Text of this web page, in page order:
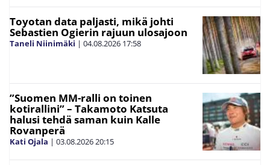
Toyotan data paljasti, mikä johti
Sebastien Ogierin rajuun ulosajoon
Taneli Niinimäki | 04.08.2026 17:58
”Suomen MM-ralli on toinen
kotirallini” – Takamoto Katsuta
halusi tehdä saman kuin Kalle
Rovanperä
Kati Ojala | 03.08.202620:15